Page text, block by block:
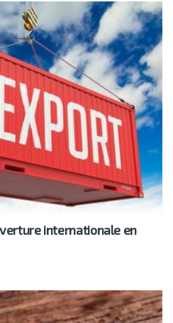
internationale en